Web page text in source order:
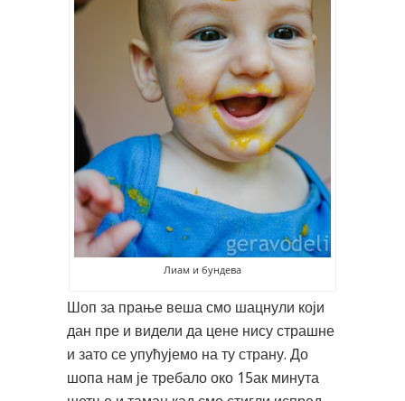
Лиам и бундева
Шоп за прање веша смо шацнули који
дан пре и видели да цене нису страшне
и зато се упућујемо на ту страну. До
шопа нам је требало око 15ак минута